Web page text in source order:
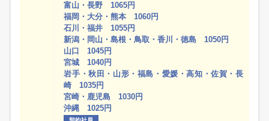
富山・長野 1065円
福岡・大分・熊本 1060円
石川・福井 1055円
新潟・岡山・島根・鳥取・香川・徳島 1050円
山口 1045円
宮城 1040円
岩手・秋田・山形・福島・愛媛・高知・佐賀・長
崎 1035円
宮崎・鹿児島 1030円
沖縄 1025円